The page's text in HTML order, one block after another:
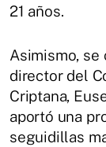
21 años.
Asimismo, se
director del
Criptana,
aportó una
seguidillas